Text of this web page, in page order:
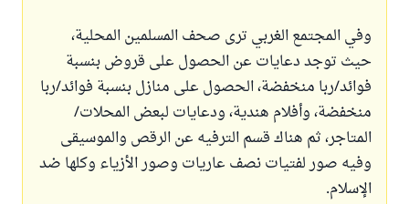
وفي المجتمع الغربي ترى صحف المسلمين المحلية،
حيث توجد دعايات عن الحصول على قروض بنسبة
فوائد/ربا منخفضة، الحصول على منازل بنسبة فوائد/ربا
منخفضة، وأفلام هندية، ودعايات لبعض المحلات/
المتاجر، ثم هناك قسم الترفيه عن الرقص والموسيقى
وفيه صور لفتيات نصف عاريات وصور الأزياء وكلها ضد
الإسلام.